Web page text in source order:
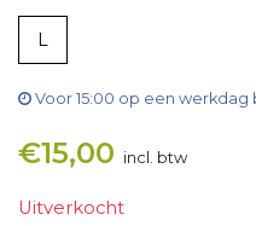
L
Voor 15:00 op een werkdag
€15,00 incl. btw
Uitverkocht